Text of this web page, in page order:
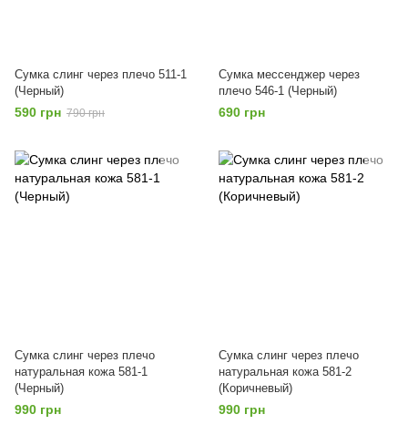
Сумка слинг через плечо 511-1
(Черный)
590 грн 790 грн
Сумка мессенджер через
плечо 546-1 (Черный)
690 грн
Сумка слинг через плечо
натуральная кожа 581-1
(Черный)
990 грн
Сумка слинг через плечо
натуральная кожа 581-2
(Коричневый)
990 грн